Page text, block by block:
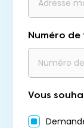
Numéro
Vous